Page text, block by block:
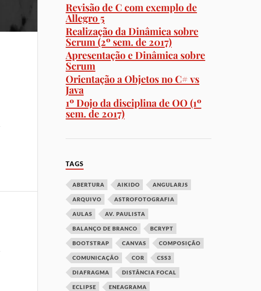
Revisão de C com exemplo de
Allegro 5
Realização da Dinâmica sobre
Scrum (2º sem. de 2017)
Apresentação e Dinâmica sobre
Scrum
Orientação a Objetos no C# vs
Java
1º Dojo da disciplina de OO (1º
sem. de 2017)
TAGS
ABERTURA AIKIDO ANGULARJS
ARQUIVO ASTROFOTOGRAFIA
AULAS AV. PAULISTA
BALANÇO DE BRANCO BCRYPT
BOOTSTRAP CANVAS COMPOSIÇÃO
COMUNICAÇÃO COR CSS3
DIAFRAGMA DISTÂNCIA FOCAL
ECLIPSE ENEAGRAMA